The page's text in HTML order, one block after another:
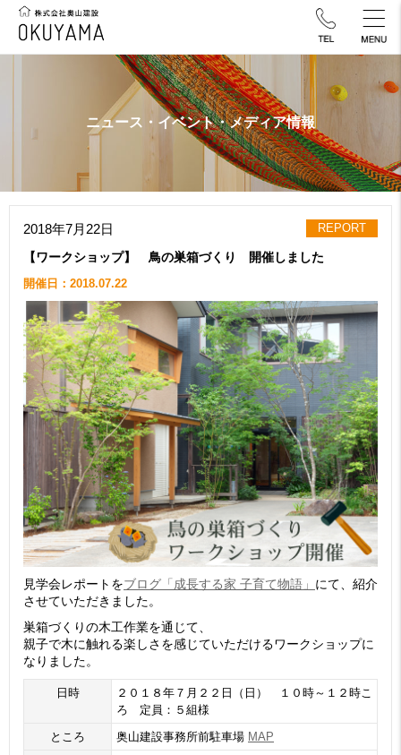
ニュース・イベント・メディア情報
2018年7月22日 REPORT
【ワークショップ】 鳥の巣箱づくり 開催しました
開催日：2018.07.22
見学会レポートをブログ「成長する家 子育て物語」 にて、紹介
させていただきました。
巣箱づくりの木工作業を通じて、
親子で木に触れる楽しさを感じていただけるワークショップに
なりました。
日時
２０１８年７月２２日（日） １０時～１２時こ
ろ 定員：５組様
ところ
奥山建設事務所前駐車場 MAP